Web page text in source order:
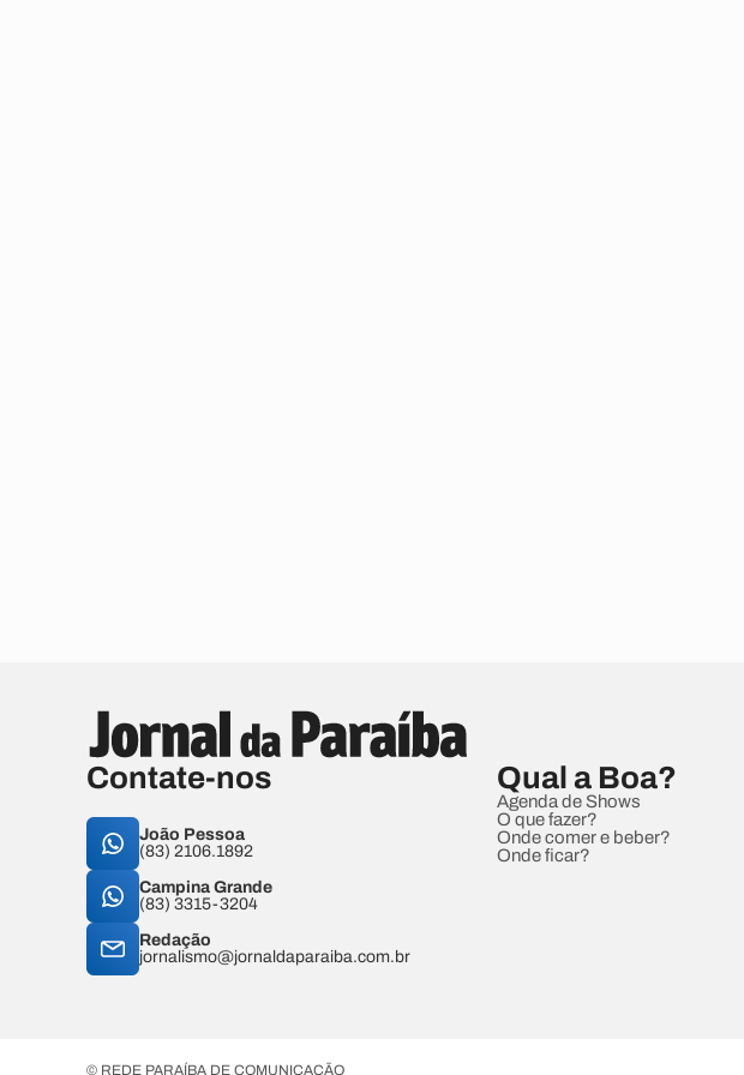
Contate-nos
João Pessoa
(83) 2106.1892
Campina Grande
(83) 3315-3204
Redação
jornalismo@jornaldaparaiba.com.br
Qual a Boa?
Agenda de Shows
O que fazer?
Onde comer e beber?
Onde ficar?
© REDE PARAÍBA DE COMUNICAÇÃO